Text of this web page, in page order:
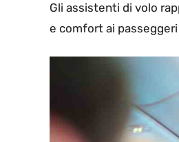
Gli assistenti di volo
e comfort ai